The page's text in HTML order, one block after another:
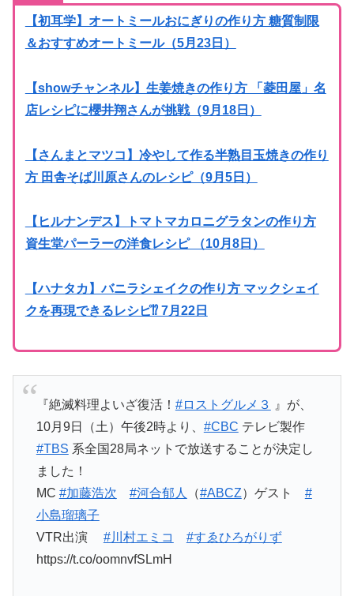
【初耳学】オートミールおにぎりの作り方 糖質制限
＆おすすめオートミール（5月23日）
【showチャンネル】生姜焼きの作り方 「菱田屋」名
店レシピに櫻井翔さんが挑戦（9月18日）
【さんまとマツコ】冷やして作る半熟目玉焼きの作り
方 田舎そば川原さんのレシピ（9月5日）
【ヒルナンデス】トマトマカロニグラタンの作り方
資生堂パーラーの洋食レシピ （10月8日）
【ハナタカ】バニラシェイクの作り方 マックシェイ
クを再現できるレシピ⁉︎ 7月22日
『絶滅料理よいざ復活！ #ロストグルメ３
』が、
10月9日（土）午後2時より、 #CBC テレビ製作
#TBS 系全国28局ネットで放送することが決定し
ました！
MC #加藤浩次 #河合郁人 （#ABCZ）ゲスト #
小島瑠璃子
VTR出演 #川村エミコ
#すゑひろがりず
https://t.co/oomnvfSLmH